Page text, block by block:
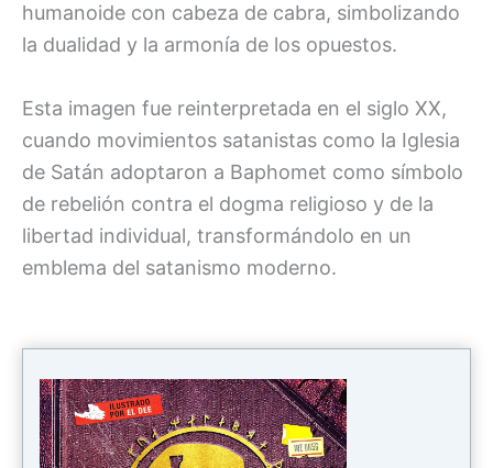
humanoide con cabeza de cabra, simbolizando
la dualidad y la armonía de los opuestos.
Esta imagen fue reinterpretada en el siglo XX,
cuando movimientos satanistas como la Iglesia
de Satán adoptaron a Baphomet como símbolo
de rebelión contra el dogma religioso y de la
libertad individual, transformándolo en un
emblema del satanismo moderno.